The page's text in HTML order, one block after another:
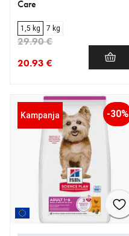
Care
1,5 kg 7 kg
20.93 €
29.90 €
Kampanja -30%